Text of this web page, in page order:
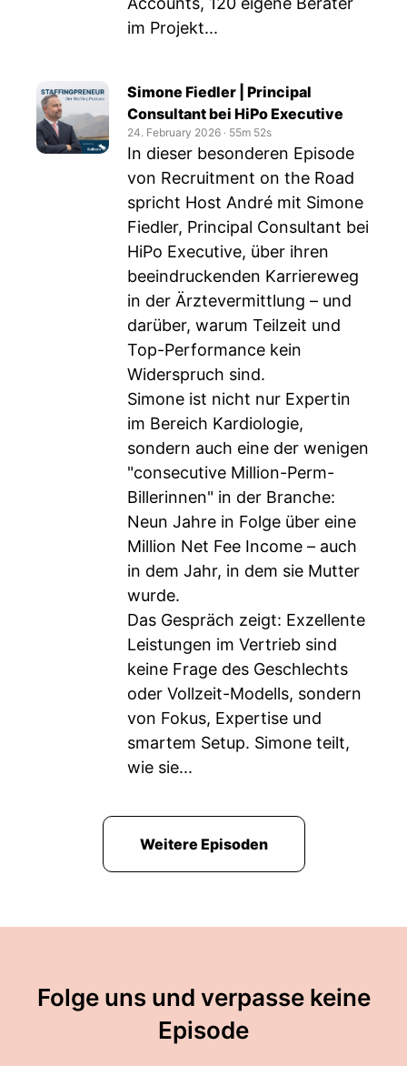
im Projekt...
Simone Fiedler | Principal
Consultant bei HiPo Executive
24. February 2026 ‧ 55m 52s
In dieser besonderen Episode
von Recruitment on the Road
spricht Host André mit Simone
Fiedler, Principal Consultant bei
HiPo Executive, über ihren
beeindruckenden Karriereweg
in der Ärztevermittlung – und
darüber, warum Teilzeit und
Top-Performance kein
Widerspruch sind.
Simone ist nicht nur Expertin
im Bereich Kardiologie,
sondern auch eine der wenigen
"consecutive Million-Perm-
Billerinnen" in der Branche:
Neun Jahre in Folge über eine
Million Net Fee Income – auch
in dem Jahr, in dem sie Mutter
wurde.
Das Gespräch zeigt: Exzellente
Leistungen im Vertrieb sind
keine Frage des Geschlechts
oder Vollzeit-Modells, sondern
von Fokus, Expertise und
smartem Setup. Simone teilt,
wie sie...
Weitere Episoden
Folge uns und verpasse keine
Episode